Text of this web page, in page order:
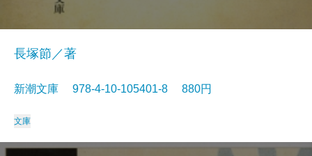
長塚節／著
新潮文庫 978-4-10-105401-8 880円
文庫